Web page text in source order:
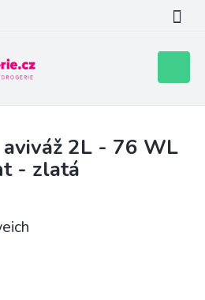
košík
2L - 76 WL
- zlatá